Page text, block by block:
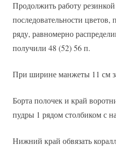
Продолжить работу резинкой
последовательности
ряду, равномерно
получили 48 (52) 56 п.
При ширине манжеты 11 см
Борта полочек и край
пудры 1 рядом столбиком с
Нижний край обвязать